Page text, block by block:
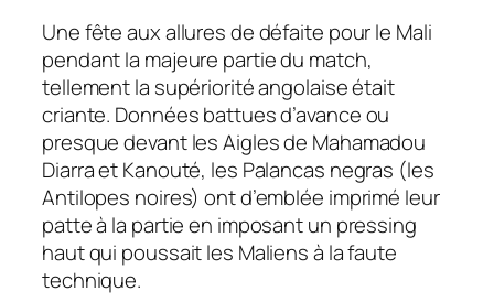
Une fête aux allures de défaite pour le Mali
pendant la majeure partie du match,
tellement la supériorité angolaise était
criante. Données battues d’avance ou
presque devant les Aigles de Mahamadou
Diarra et Kanouté, les Palancas negras (les
Antilopes noires) ont d’emblée imprimé leur
patte à la partie en imposant un pressing
haut qui poussait les Maliens à la faute
technique.